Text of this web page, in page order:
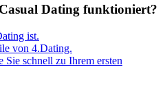
Dating funktioniert?
ist.
von 4.Dating.
schnell zu Ihrem ersten